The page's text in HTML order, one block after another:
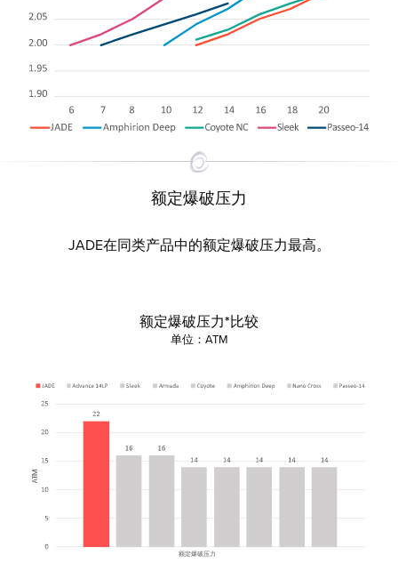
额定爆破压力
JADE在同类产品中的额定爆破压力最高。
额定爆破压力*比较
单位：ATM